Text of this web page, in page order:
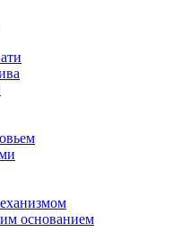
основанием